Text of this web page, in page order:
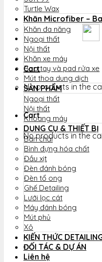
Cart
No products in the
Cart
No products in the
Turtle Wax
Khăn Microfiber –
Khăn đa năng
Ngoại thất
Nội thất
Khăn xe máy
Bao tay và pad rửa xe
Mút thoa dung dịch
SẢN PHẨM
Ngoại thất
Nội thất
Khoang máy
DỤNG CỤ & THIẾT BỊ
Bàn chải
Bình đựng hóa chất
Đầu xịt
Đèn đánh bóng
Đèn tổ ong
Ghế Detailing
Lưới lọc cát
Máy đánh bóng
Mút phủ
Xô
KIẾN THỨC
ĐỐI TÁC & DỰ ÁN
Liên hệ